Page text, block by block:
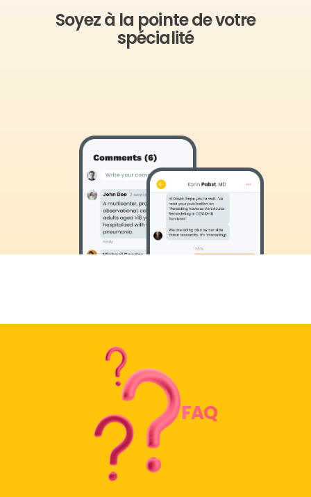
publications.
Commencer
Réserver une démo
Soyez à la pointe de votre
spécialité
FAQ